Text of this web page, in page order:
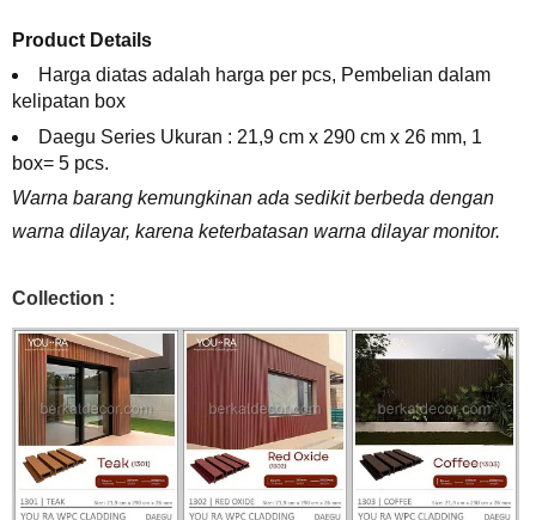
Product Details
Harga diatas adalah harga per pcs, Pembelian dalam
kelipatan box
Daegu Series Ukuran : 21,9 cm x 290 cm x 26 mm, 1
box= 5 pcs.
Warna barang kemungkinan ada sedikit berbeda dengan
warna dilayar, karena keterbatasan warna dilayar monitor.
Collection :